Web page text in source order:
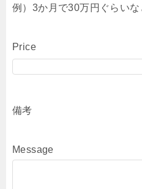
例）3か月で30万円ぐらいな
Price
備考
Message